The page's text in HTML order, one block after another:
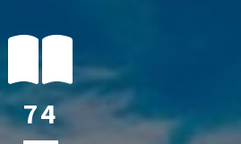
140